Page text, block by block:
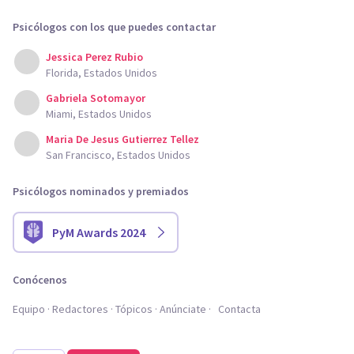
Psicólogos con los que puedes contactar
Jessica Perez Rubio
Florida, Estados Unidos
Gabriela Sotomayor
Miami, Estados Unidos
Maria De Jesus Gutierrez Tellez
San Francisco, Estados Unidos
Psicólogos nominados y premiados
PyM Awards 2024
Conócenos
Equipo Redactores Tópicos Anúnciate Contacta